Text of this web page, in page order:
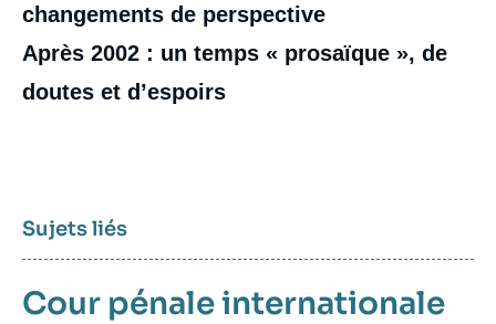
changements de perspective
Après 2002 : un temps « prosaïque », de
doutes et d’espoirs
Sujets liés
Cour pénale internationale
internationale a 70 ans : entre âge de fer et
âge d'or », Articles, Ifri, 1 décembre 2015.
Copier